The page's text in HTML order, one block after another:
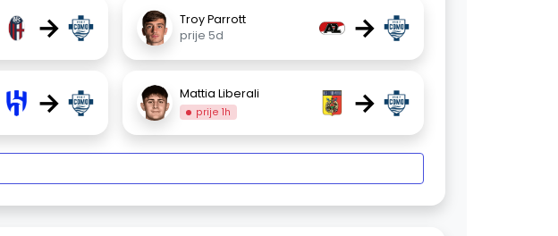
→
Troy Parrott
prije 5d
→
→ Mattia Liberali
prije 1h →